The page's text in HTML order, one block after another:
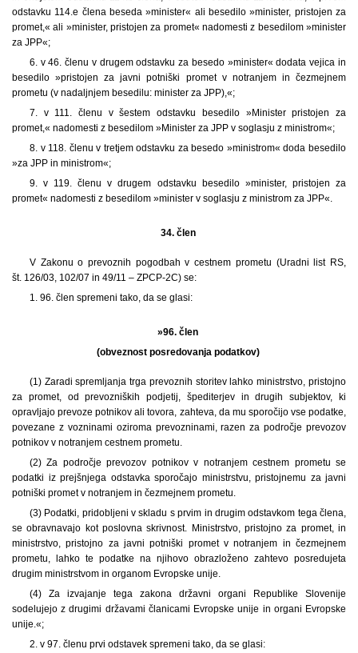
odstavku 114.e člena beseda »minister« ali besedilo »minister, pristojen za
promet,« ali »minister, pristojen za promet« nadomesti z besedilom »minister
za JPP«;
6. v 46. členu v drugem odstavku za besedo »minister« dodata vejica in
besedilo »pristojen za javni potniški promet v notranjem in čezmejnem
prometu (v nadaljnjem besedilu: minister za JPP),«;
7. v 111. členu v šestem odstavku besedilo »Minister pristojen za
promet,« nadomesti z besedilom »Minister za JPP v soglasju z ministrom«;
8. v 118. členu v tretjem odstavku za besedo »ministrom« doda besedilo
»za JPP in ministrom«;
9. v 119. členu v drugem odstavku besedilo »minister, pristojen za
promet« nadomesti z besedilom »minister v soglasju z ministrom za JPP«.
34. člen
V Zakonu o prevoznih pogodbah v cestnem prometu (Uradni list RS,
št. 126/03, 102/07 in 49/11 – ZPCP-2C) se:
1. 96. člen spremeni tako, da se glasi:
»96. člen
(obveznost posredovanja podatkov)
(1) Zaradi spremljanja trga prevoznih storitev lahko ministrstvo, pristojno
za promet, od prevozniških podjetij, špediterjev in drugih subjektov, ki
opravljajo prevoze potnikov ali tovora, zahteva, da mu sporočijo vse podatke,
povezane z vozninami oziroma prevozninami, razen za področje prevozov
potnikov v notranjem cestnem prometu.
(2) Za področje prevozov potnikov v notranjem cestnem prometu se
podatki iz prejšnjega odstavka sporočajo ministrstvu, pristojnemu za javni
potniški promet v notranjem in čezmejnem prometu.
(3) Podatki, pridobljeni v skladu s prvim in drugim odstavkom tega člena,
se obravnavajo kot poslovna skrivnost. Ministrstvo, pristojno za promet, in
ministrstvo, pristojno za javni potniški promet v notranjem in čezmejnem
prometu, lahko te podatke na njihovo obrazloženo zahtevo posredujeta
drugim ministrstvom in organom Evropske unije.
(4) Za izvajanje tega zakona državni organi Republike Slovenije
sodelujejo z drugimi državami članicami Evropske unije in organi Evropske
unije.«;
2. v 97. členu prvi odstavek spremeni tako, da se glasi: